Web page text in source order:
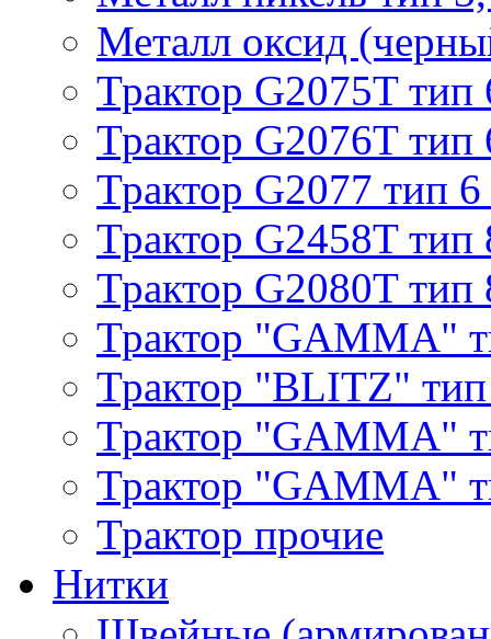
Металл оксид
Трактор G2075T тип
Трактор G2076T тип
Трактор G2077 тип 6
Трактор G2458T тип
Трактор G2080T тип
Трактор "GAMMA"
Трактор "BLITZ"
Трактор "GAMMA"
Трактор "GAMMA"
Трактор прочие
Нитки